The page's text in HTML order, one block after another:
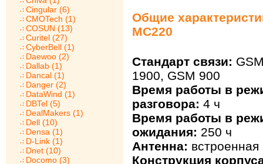
Cingular (6)
CMOTech (1)
COSUN (13)
Curitel (27)
CyberBell (1)
Daewoo (2)
Dallab (1)
Dancal (1)
Danger (2)
DataWind (1)
DBTel (5)
DealMakers (1)
Dell (10)
Densa (1)
D-Link (1)
Dnet (10)
Docomo (3)
Общие
MC220
Стандарт связи:
1900, GSM 900
Время работы в
разговора: 4 ч
Время работы в
ожидания: 250 ч
Антенна: встроенная
Конструкция